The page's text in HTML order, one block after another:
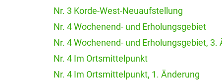
Nr. 3 Korde-West-Neuaufstellung
Nr. 4 Wochenend- und Erholungsgebiet
Nr. 4 Wochenend- und Erholungsgebiet, 3.
Nr. 4 Im Ortsmittelpunkt
Nr. 4 Im Ortsmittelpunkt, 1. Änderung